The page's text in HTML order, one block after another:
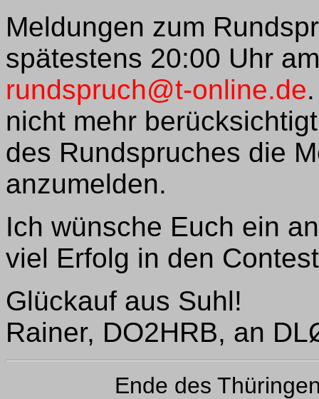
Meldungen zum
spätestens 20:00 Uhr
rundspruch@t-online.de
nicht mehr
des Rundspruches die
anzumelden.
Ich wünsche Euch ein
viel Erfolg in den
Glückauf aus Suhl!
Rainer, DO2HRB, an
Ende des